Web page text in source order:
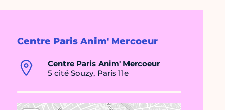
Centre Paris Anim' Mercoeur
Centre Paris Anim' Mercoeur
5 cité Souzy, Paris 11e